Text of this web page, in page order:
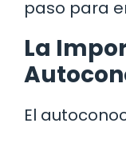
paso para
La
El